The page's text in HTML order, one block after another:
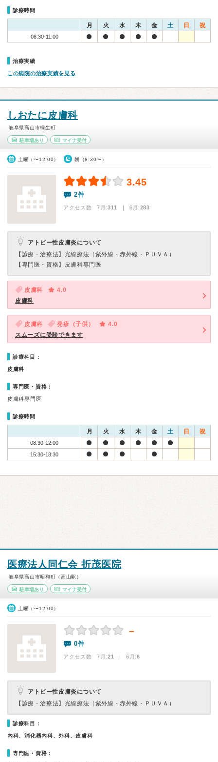
診療時間
月 火 水 木 金 土 日 祝
08:30-11:00
治療実績
この病院の治療実績を見る
しおたに皮膚科
岐阜県高山市桐生町
駐車場あり マイナ受付
土曜（〜12:00） 朝（8:30〜）
3.45
2件
アクセス数 7月:311 | 6月:283
アトピー性皮膚炎について
【診療・治療法】 光線療法（紫外線・赤外線・ＰＵＶＡ）
【専門医・資格】 皮膚科専門医
皮膚科
4.0
皮膚科
皮膚科 発疹（子供）
4.0
スムーズに受診できます
診療科目：
皮膚科
専門医・資格：
皮膚科専門医
診療時間
月 火 水 木 金 土 日 祝
08:30-12:00
15:30-18:30
医療法人同仁会 折茂医院
岐阜県高山市昭和町（高山駅）
駐車場あり マイナ受付
土曜（〜12:00）
－
0件
アクセス数 7月:21 | 6月:6
アトピー性皮膚炎について
【診療・治療法】 光線療法（紫外線・赤外線・ＰＵＶＡ）
診療科目：
内科、消化器内科、外科、皮膚科
専門医・資格：